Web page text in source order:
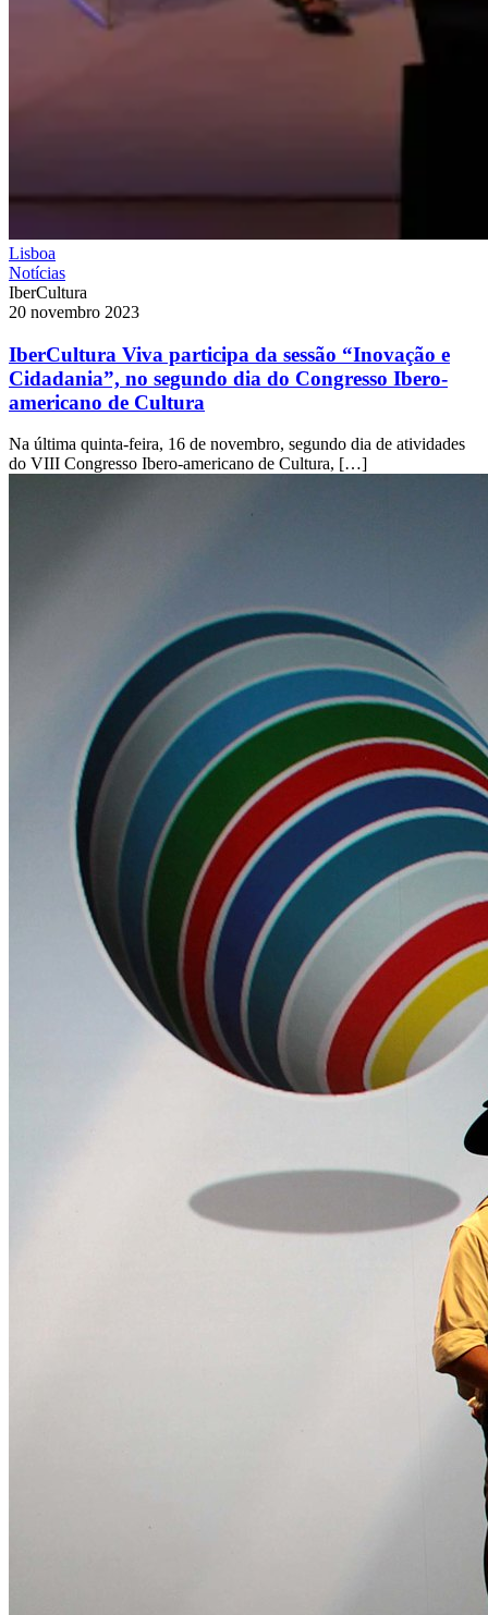
Lisboa
Notícias
IberCultura
20 novembro 2023
IberCultura Viva participa da sessão “Inovação e
Cidadania”, no segundo dia do Congresso Ibero-
americano de Cultura
Na última quinta-feira, 16 de novembro, segundo dia de atividades
do VIII Congresso Ibero-americano de Cultura, […]